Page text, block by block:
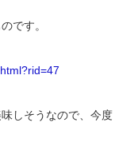
です。
しそうなので、今度